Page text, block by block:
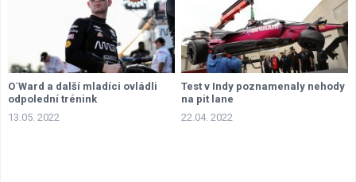
O´Ward a další mladíci ovládli
odpolední trénink
13.05. 2022
Test v Indy poznamenaly nehody
na pit lane
22.04. 2022